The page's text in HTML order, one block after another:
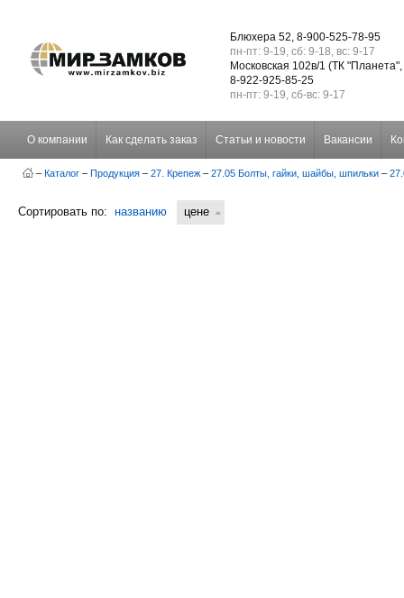
Блюхера 52, 8-900-525-78-95
пн-пт: 9-19, сб: 9-18, вс: 9-17
Московская 102в/1 (ТК
8-922-925-85-25
пн-пт: 9-19, сб-вс: 9-17
О компании Как сделать заказ Статьи и новости Вакансии
– Каталог – Продукция – 27. Крепеж – 27.05 Болты, гайки, шайбы, шпильки –
Сортировать по: названию цене